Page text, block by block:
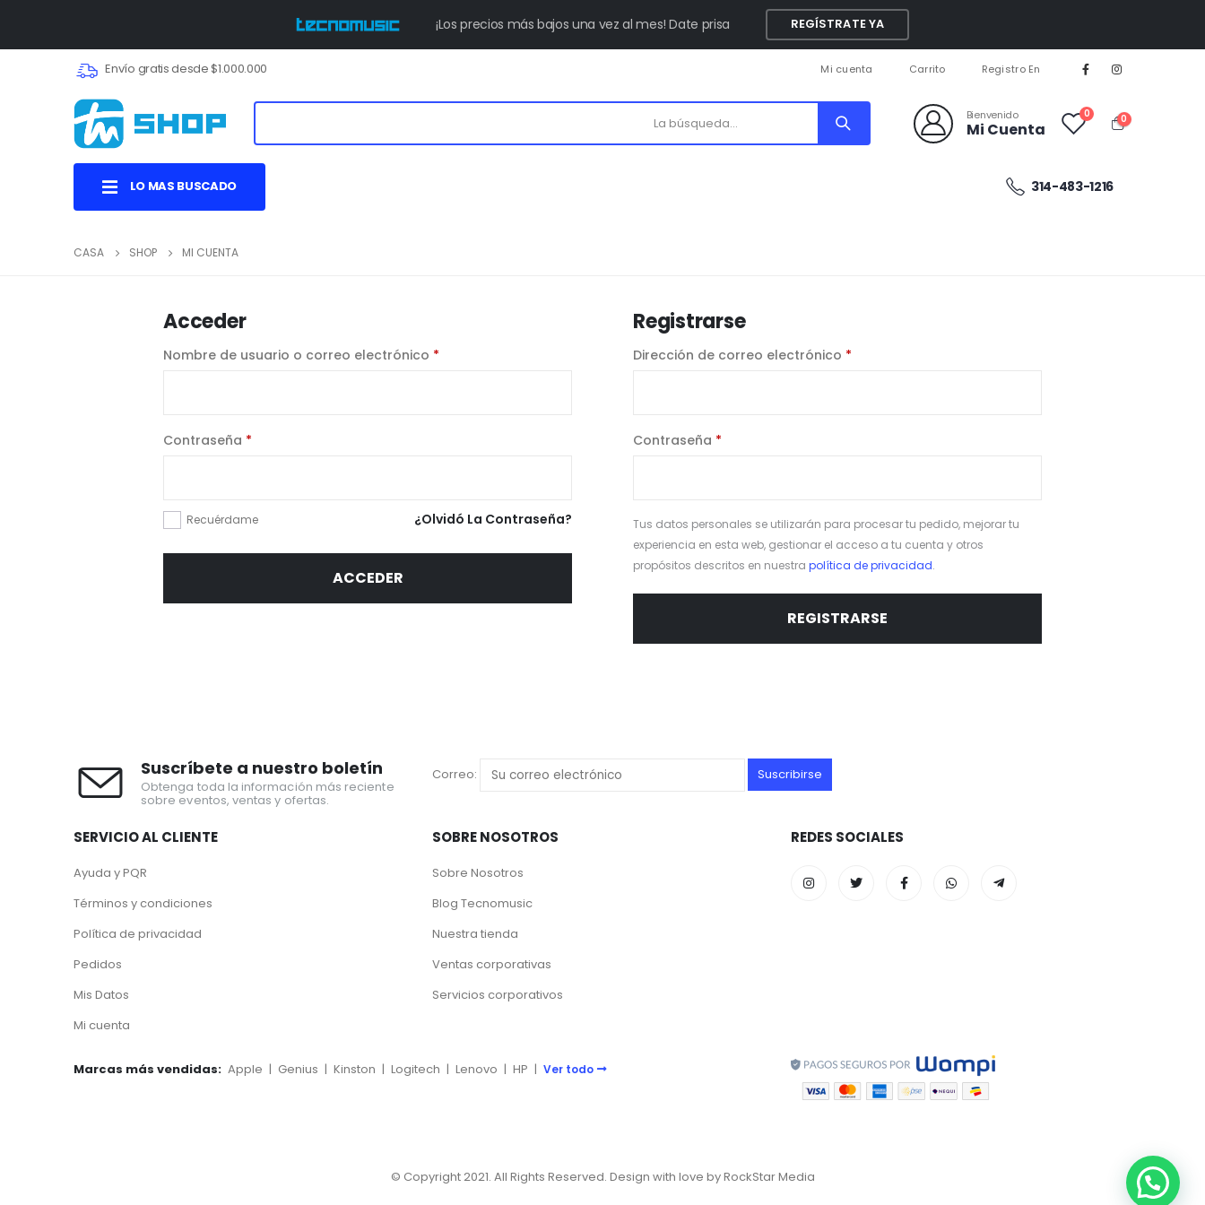
¡Los precios más bajos una vez al mes! Date prisa REGÍSTRATE YA
Envío gratis desde $1.000.000 Mi cuenta Carrito Registro En
Bienvenido
Mi Cuenta
0 0
LO MAS BUSCADO 314-483-1216
CASA SHOP MI CUENTA
Acceder
Nombre de usuario o correo electrónico *
Contraseña *
Recuérdame ¿Olvidó La Contraseña?
ACCEDER
Registrarse
Dirección de correo electrónico *
Contraseña *
Tus datos personales se utilizarán para procesar tu pedido, mejorar tu
experiencia en esta web, gestionar el acceso a tu cuenta y otros
propósitos descritos en nuestra política de privacidad.
REGISTRARSE
Suscríbete a nuestro boletín
Obtenga toda la información más reciente
sobre eventos, ventas y ofertas.
Correo:
SERVICIO AL CLIENTE
Ayuda y PQR
Términos y condiciones
Política de privacidad
Pedidos
Mis Datos
Mi cuenta
SOBRE NOSOTROS
Sobre Nosotros
Blog Tecnomusic
Nuestra tienda
Ventas corporativas
Servicios corporativos
REDES SOCIALES
Marcas más vendidas: Apple | Genius | Kinston | Logitech | Lenovo | HP | Ver todo
© Copyright 2021. All Rights Reserved. Design with love by RockStar Media